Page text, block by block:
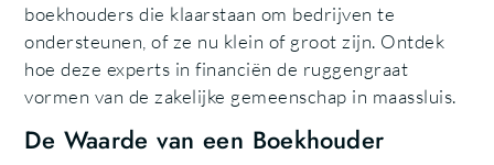
boekhouders die klaarstaan om bedrijven te
ondersteunen, of ze nu klein of groot zijn. Ontdek
hoe deze experts in financiën de ruggengraat
vormen van de zakelijke gemeenschap in maassluis.
De Waarde van een Boekhouder